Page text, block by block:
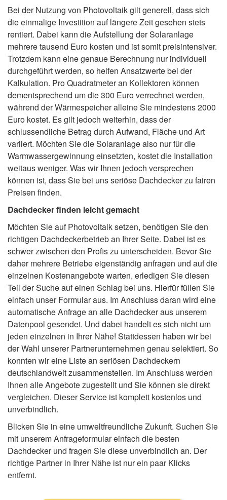
Bei der Nutzung von Photovoltaik gilt generell, dass sich
die einmalige Investition auf längere Zeit gesehen stets
rentiert. Dabei kann die Aufstellung der Solaranlage
mehrere tausend Euro kosten und ist somit preisintensiver.
Trotzdem kann eine genaue Berechnung nur individuell
durchgeführt werden, so helfen Ansatzwerte bei der
Kalkulation. Pro Quadratmeter an Kollektoren können
dementsprechend um die 300 Euro verrechnet werden,
während der Wärmespeicher alleine Sie mindestens 2000
Euro kostet. Es gilt jedoch weiterhin, dass der
schlussendliche Betrag durch Aufwand, Fläche und Art
variiert. Möchten Sie die Solaranlage also nur für die
Warmwassergewinnung einsetzten, kostet die Installation
weitaus weniger. Was wir Ihnen jedoch versprechen
können ist, dass Sie bei uns seriöse Dachdecker zu fairen
Preisen finden.
Dachdecker finden leicht gemacht
Möchten Sie auf Photovoltaik setzen, benötigen Sie den
richtigen Dachdeckerbetrieb an Ihrer Seite. Dabei ist es
schwer zwischen den Profis zu unterscheiden. Bevor Sie
daher mehrere Betriebe eigenständig anfragen und auf die
einzelnen Kostenangebote warten, erledigen Sie diesen
Teil der Suche auf einen Schlag bei uns. Hierfür füllen Sie
einfach unser Formular aus. Im Anschluss daran wird eine
automatische Anfrage an alle Dachdecker aus unserem
Datenpool gesendet. Und dabei handelt es sich nicht um
jeden einzelnen in Ihrer Nähe! Stattdessen haben wir bei
der Wahl unserer Partnerunternehmen genau selektiert. So
konnten wir eine Liste an seriösen Dachdeckern
deutschlandweit zusammenstellen. Im Anschluss werden
Ihnen alle Angebote zugestellt und Sie können sie direkt
vergleichen. Dieser Service ist komplett kostenlos und
unverbindlich.
Blicken Sie in eine umweltfreundliche Zukunft. Suchen Sie
mit unserem Anfrageformular einfach die besten
Dachdecker und fragen Sie diese unverbindlich an. Der
richtige Partner in Ihrer Nähe ist nur ein paar Klicks
entfernt.